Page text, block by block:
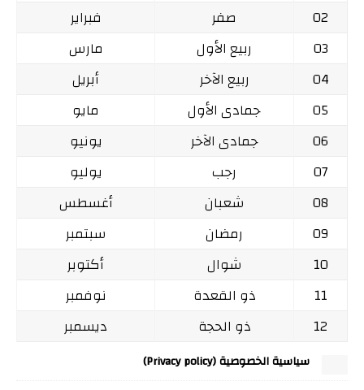
02
صفر
فبراير
03
ربيع الأول
مارس
04
ربيع الآخر
أبريل
05
جمادى الأول
مايو
06
جمادى الآخر
يونيو
07
رجب
يوليو
08
شعبان
أغسطس
09
رمضان
سبتمبر
10
شوال
أكتوبر
11
ذو القعدة
نوفمبر
12
ذو الحجة ديسمبر
سياسية الخصوصية (Privacy policy)